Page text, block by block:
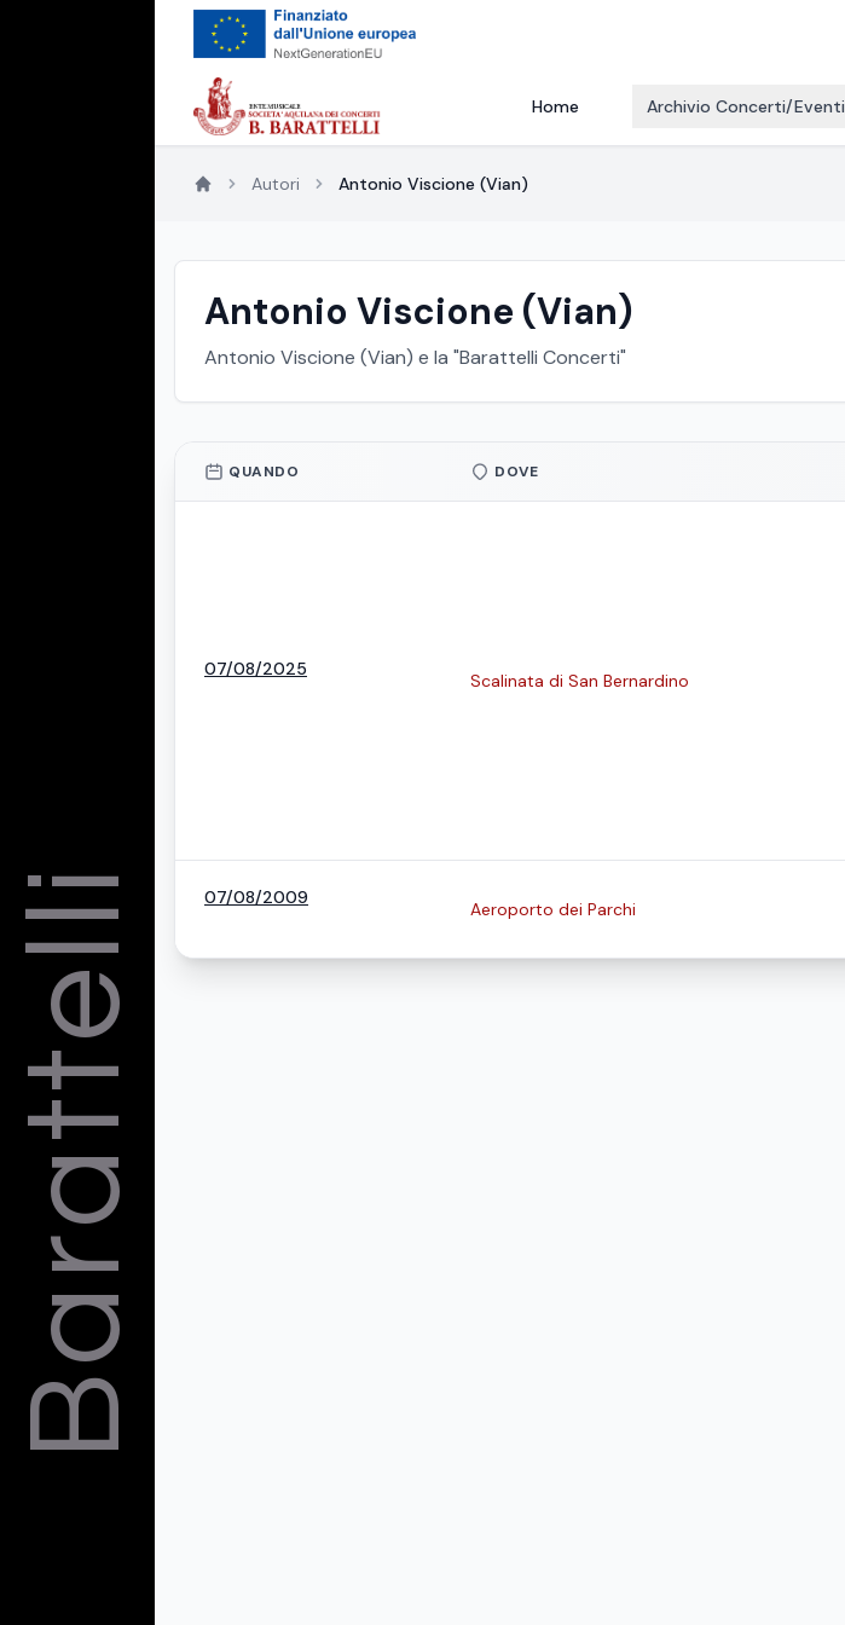
Barattelli
Home Archivio Concerti/Eventi
Autori Antonio Viscione (Vian)
Antonio Viscione (Vian)
Antonio Viscione (Vian) e la "Barattelli Concerti"
QUANDO DOVE
07/08/2025
Scalinata di San Bernardino
07/08/2009
Aeroporto dei Parchi